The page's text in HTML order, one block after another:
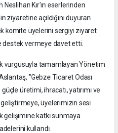
Kır'ın eserlerinden
açıldığını duyuran
komite üyelerini sergiyi ziyaret
destek vermeye davet etti.
vurgusuyla tamamlayan Yönetim
"Gebze Ticaret Odası
üretimi, ihracatı, yatırımı ve
üyelerimizin sesi
gelişimine katkı sunmaya
kullandı.